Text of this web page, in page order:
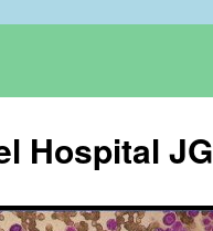
Hospital JG